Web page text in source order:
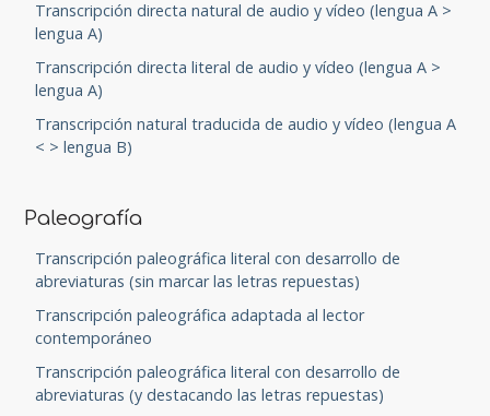
Transcripción directa natural de audio y vídeo (lengua A >
lengua A)
Transcripción directa literal de audio y vídeo (lengua A >
lengua A)
Transcripción natural traducida de audio y vídeo (lengua A
< > lengua B)
Paleografía
Transcripción paleográfica literal con desarrollo de
abreviaturas (sin marcar las letras repuestas)
Transcripción paleográfica adaptada al lector
contemporáneo
Transcripción paleográfica literal con desarrollo de
abreviaturas (y destacando las letras repuestas)